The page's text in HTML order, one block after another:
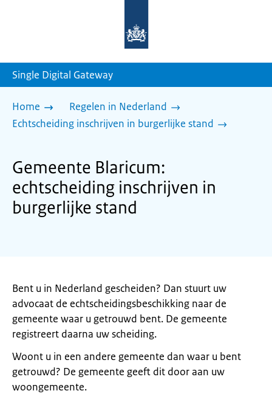
homepage
Single Digital Gateway
Home
Regelen in Nederland
Echtscheiding inschrijven in burgerlijke stand
Gemeente Blaricum:
echtscheiding inschrijven in
burgerlijke stand
Bent u in Nederland gescheiden? Dan stuurt uw
advocaat de echtscheidingsbeschikking naar de
gemeente waar u getrouwd bent. De gemeente
registreert daarna uw scheiding.
Woont u in een andere gemeente dan waar u bent
getrouwd? De gemeente geeft dit door aan uw
woongemeente.